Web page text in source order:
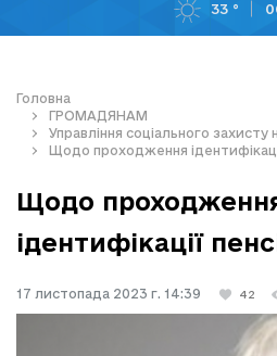
33 °
Головна
ГРОМАДЯНАМ
Управління соціального захисту
Щодо проходження
Щодо
ідентифікації
17 листопада 2023 г. 14:39 42